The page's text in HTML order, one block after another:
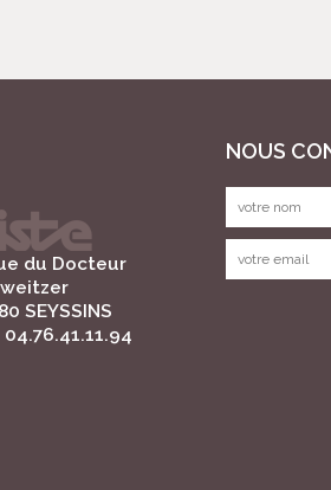
NOUS
du Docteur
SEYSSINS
04.76.41.11.94